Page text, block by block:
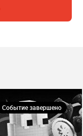
Событие завершено